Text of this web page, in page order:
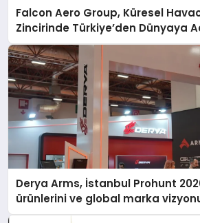
Falcon Aero Group, Küresel
Zincirinde Türkiye’den Dünyaya
Derya Arms, İstanbul Prohunt
ürünlerini ve global marka